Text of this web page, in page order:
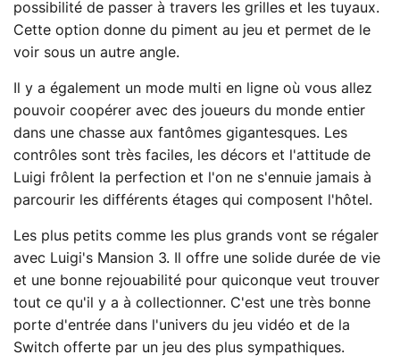
possibilité de passer à travers les grilles et les tuyaux.
Cette option donne du piment au jeu et permet de le
voir sous un autre angle.
Il y a également un mode multi en ligne où vous allez
pouvoir coopérer avec des joueurs du monde entier
dans une chasse aux fantômes gigantesques. Les
contrôles sont très faciles, les décors et l'attitude de
Luigi frôlent la perfection et l'on ne s'ennuie jamais à
parcourir les différents étages qui composent l'hôtel.
Les plus petits comme les plus grands vont se régaler
avec Luigi's Mansion 3. Il offre une solide durée de vie
et une bonne rejouabilité pour quiconque veut trouver
tout ce qu'il y a à collectionner. C'est une très bonne
porte d'entrée dans l'univers du jeu vidéo et de la
Switch offerte par un jeu des plus sympathiques.